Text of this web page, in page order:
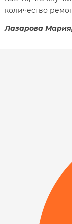
количество
Лазарова